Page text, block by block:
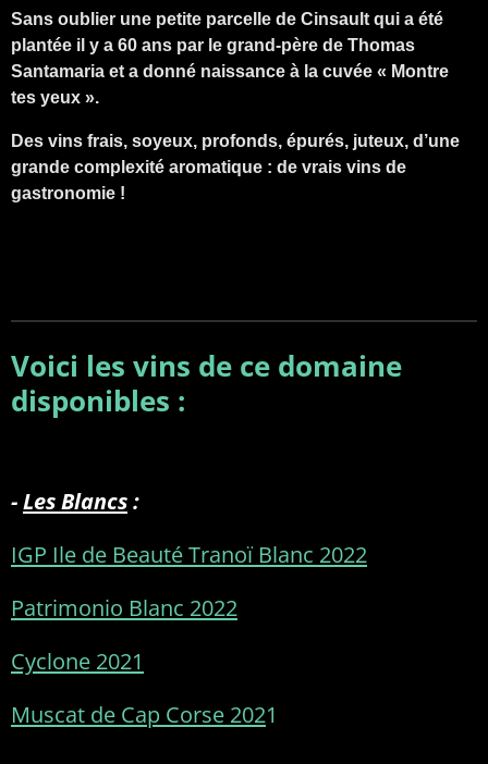
Sans oublier une petite parcelle de Cinsault qui a été
plantée il y a 60 ans par le grand-père de Thomas
Santamaria et a donné naissance à la cuvée « Montre
tes yeux ».
Des vins frais, soyeux, profonds, épurés, juteux, d’une
grande complexité aromatique : de vrais vins de
gastronomie !
Voici les vins de ce domaine
disponibles :
-Les Blancs:
IGP Ile de Beauté Tranoï Blanc 2022
Patrimonio Blanc 2022
Cyclone 2021
Muscat de Cap Corse 2021